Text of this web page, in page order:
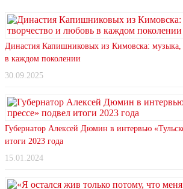
Династия Капишниковых из Кимовска: музыка,
в каждом поколении
30.09.2025
Губернатор Алексей Дюмин в интервью
итоги 2023 года
15.01.2024